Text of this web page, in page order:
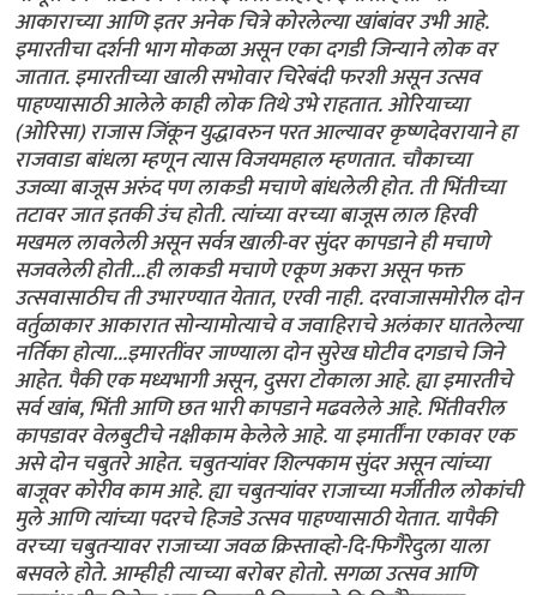
आकाराच्या आणि इतर अनेक चित्रे कोरलेल्या खांबांवर उभी आहे.
इमारतीचा दर्शनी भाग मोकळा असून एका दगडी जिन्याने लोक वर
जातात. इमारतीच्या खाली सभोवार चिरेबंदी फरशी असून उत्सव
पाहण्यासाठी आलेले काही लोक तिथे उभे राहतात. ओरियाच्या
(ओरिसा) राजास जिंकून युद्धावरुन परत आल्यावर कृष्णदेवरायाने हा
राजवाडा बांधला म्हणून त्यास विजयमहाल म्हणतात. चौकाच्या
उजव्या बाजूस अरुंद पण लाकडी मचाणे बांधलेली होत. ती भिंतीच्या
तटावर जात इतकी उंच होती. त्यांच्या वरच्या बाजूस लाल हिरवी
मखमल लावलेली असून सर्वत्र खाली-वर सुंदर कापडाने ही मचाणे
सजवलेली होती...ही लाकडी मचाणे एकूण अकरा असून फक्त
उत्सवासाठीच ती उभारण्यात येतात, एरवी नाही. दरवाजासमोरील दोन
वर्तुळाकार आकारात सोन्यामोत्याचे व जवाहिराचे अलंकार घातलेल्या
नर्तिका होत्या...इमारतींवर जाण्याला दोन सुरेख घोटीव दगडाचे जिने
आहेत. पैकी एक मध्यभागी असून, दुसरा टोकाला आहे. ह्या इमारतीचे
सर्व खांब, भिंती आणि छत भारी कापडाने मढवलेले आहे. भिंतीवरील
कापडावर वेलबुटीचे नक्षीकाम केलेले आहे. या इमार्तींना एकावर एक
असे दोन चबुतरे आहेत. चबुतर्‍यांवर शिल्पकाम सुंदर असून त्यांच्या
बाजूवर कोरीव काम आहे. ह्या चबुतर्‍यांवर राजाच्या मर्जीतील लोकांची
मुले आणि त्यांच्या पदरचे हिजडे उत्सव पाहण्यासाठी येतात. यापैकी
वरच्या चबुतर्‍यावर राजाच्या जवळ क्रिस्ताव्हो-दि-फिगैरेदुला याला
बसवले होते. आम्हीही त्याच्या बरोबर होतो. सगळा उत्सव आणि